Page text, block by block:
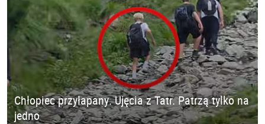
Chłopiec przyłapany. Ujęcia z Tatr. Patrzą tylko na
jedno